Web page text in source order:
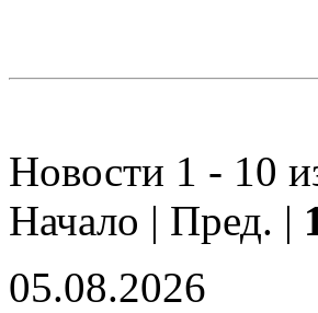
Новости 1 - 10
Начало | Пред. |
05.08.2026